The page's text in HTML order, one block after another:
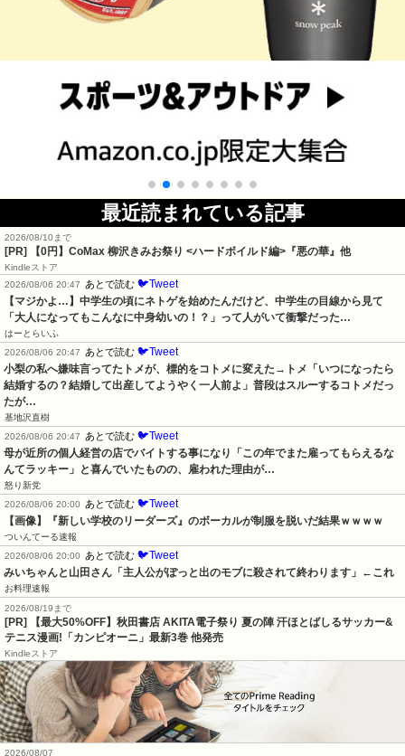
最近読まれている記事
2026/08/10まで
[PR] 【0円】CoMax 柳沢きみお祭り <ハードボイルド編>『悪の華』他
Kindleストア
2026/08/06 20:47
あとで読む 🐦Tweet
【マジかよ…】中学生の頃にネトゲを始めたんだけど、中学生の目線から見て
「大人になってもこんなに中身幼いの！？」って人がいて衝撃だった…
はーとらいふ
2026/08/06 20:47
あとで読む 🐦Tweet
小梨の私へ嫌味言ってたトメが、標的をコトメに変えた→トメ「いつになったら
結婚するの？結婚して出産してようやく一人前よ」普段はスルーするコトメだっ
たが…
基地沢直樹
2026/08/06 20:47
あとで読む 🐦Tweet
母が近所の個人経営の店でバイトする事になり「この年でまた雇ってもらえるな
んてラッキー」と喜んでいたものの、雇われた理由が…
怒り新党
2026/08/06 20:00
あとで読む 🐦Tweet
【画像】『新しい学校のリーダーズ』のボーカルが制服を脱いだ結果ｗｗｗｗ
ついんてーる速報
2026/08/06 20:00
あとで読む 🐦Tweet
みいちゃんと山田さん「主人公がぽっと出のモブに殺されて終わります」←これ
お料理速報
2026/08/19まで
[PR] 【最大50%OFF】秋田書店 AKITA電子祭り 夏の陣 汗ほとばしるサッカー&
テニス漫画!「カンピオーニ」最新3巻 他発売
Kindleストア
2026/08/07